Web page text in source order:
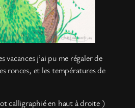
vacances j’ai pu me régaler de
ronces, et les températures de
calligraphié en haut à droite )